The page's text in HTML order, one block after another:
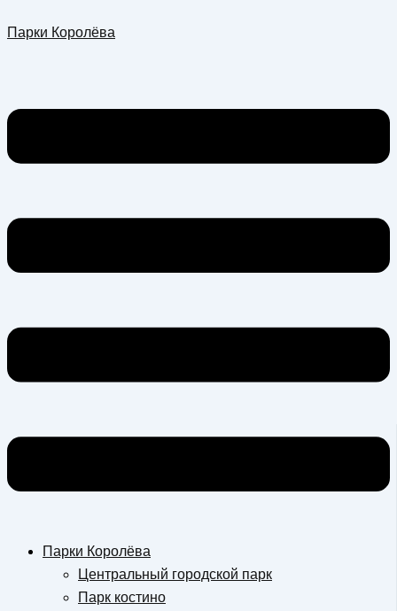
к
Парки Королёва
Парки Королёва
Центральный городской парк
Парк костино